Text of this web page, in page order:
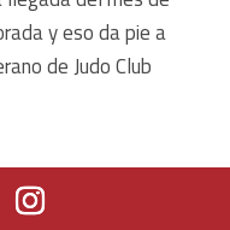
y eso da pie a
de Judo Club